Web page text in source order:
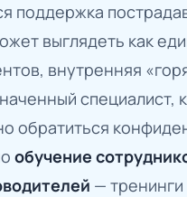
поддержка
выглядеть как
внутренняя
специалист, к
обратиться
обучение
—